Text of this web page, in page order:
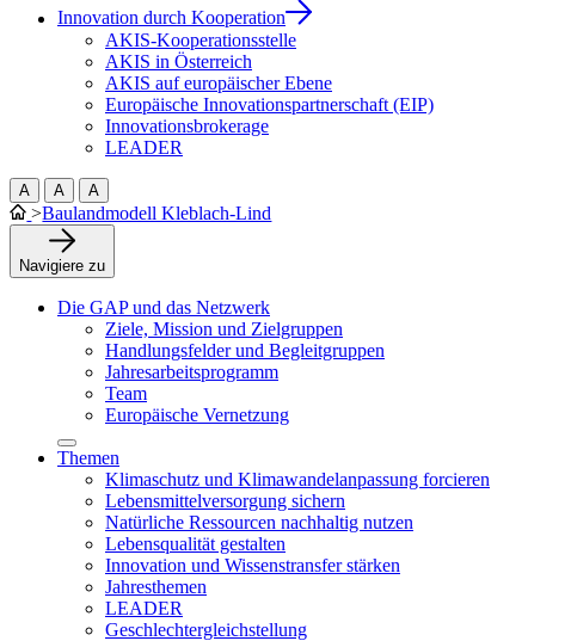
Innovation durch Kooperation
AKIS-Kooperationsstelle
AKIS in Österreich
AKIS auf europäischer Ebene
Europäische Innovationspartnerschaft (EIP)
Innovationsbrokerage
LEADER
A A A
>Baulandmodell Kleblach-Lind
Navigiere zu
Die GAP und das Netzwerk
Ziele, Mission und Zielgruppen
Handlungsfelder und Begleitgruppen
Jahresarbeitsprogramm
Team
Europäische Vernetzung
Themen
Klimaschutz und Klimawandelanpassung forcieren
Lebensmittelversorgung sichern
Natürliche Ressourcen nachhaltig nutzen
Lebensqualität gestalten
Innovation und Wissenstransfer stärken
Jahresthemen
LEADER
Geschlechtergleichstellung